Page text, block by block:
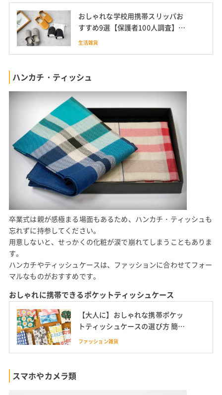
おしゃれな学校用携帯スリッパお
すすめ9選【保護者100人調査】ど
こで買う?
生活雑貨
ハンカチ・ティッシュ
卒業式は親が感極まる場面もあるため、ハンカチ・ティッシュも
忘れずに持参してください。
用意しないと、せっかくの化粧が涙で崩れてしまうこともありま
す。
ハンカチやティッシュケースは、ファッションに合わせてフォー
マルなものがおすすめです。
おしゃれに携帯できるポケットティッシュケース
【大人に】おしゃれな携帯ポケッ
トティッシュケースの選び方 簡単
な作り方も紹介
ファッション雑貨
スマホやカメラ類